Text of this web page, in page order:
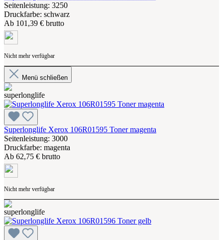
Seitenleistung: 3250
Druckfarbe: schwarz
Ab 101,39 € brutto
Nicht mehr verfügbar
Menü schließen
Superlonglife Xerox 106R01595 Toner magenta
Seitenleistung: 3000
Druckfarbe: magenta
Ab 62,75 € brutto
Nicht mehr verfügbar